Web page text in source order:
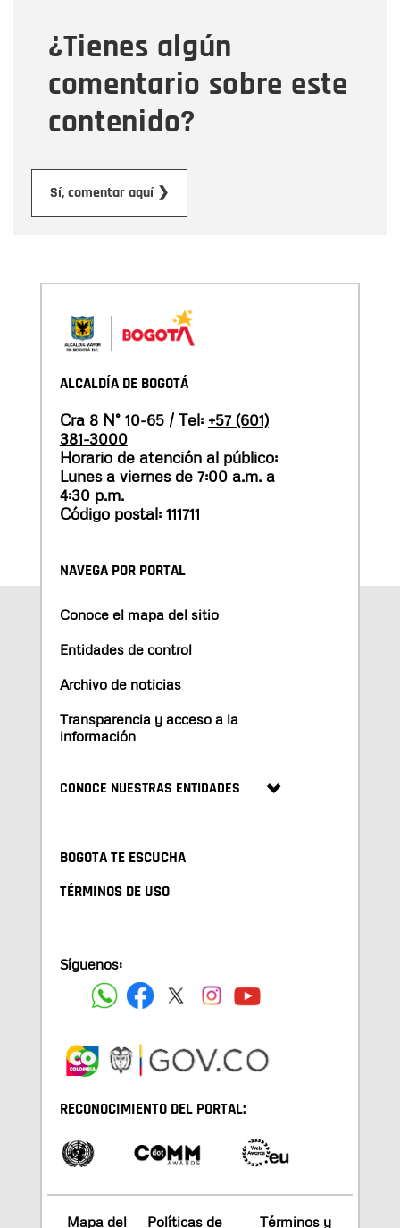
¿Tienes algún
comentario sobre este
contenido?
Sí, comentar aquí ❯
Mensaje
ALCALDÍA DE BOGOTÁ
Cra 8 N° 10-65 / Tel: +57 (601)
381-3000
Horario de atención al público:
Lunes a viernes de 7:00 a.m. a
4:30 p.m.
Código postal: 111711
NAVEGA POR PORTAL
Conoce el mapa del sitio
Entidades de control
Archivo de noticias
Transparencia y acceso a la
información
CONOCE NUESTRAS ENTIDADES
BOGOTA TE ESCUCHA
TÉRMINOS DE USO
Síguenos:
RECONOCIMIENTO DEL PORTAL:
Mapa del Políticas de Términos y